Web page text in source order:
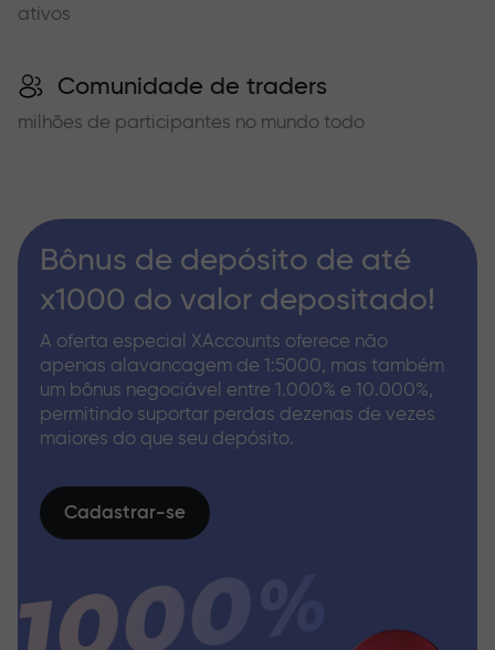
ativos
Comunidade de traders
milhões de participantes no mundo todo
Bônus de depósito de até
x1000 do valor depositado!
A oferta especial XAccounts oferece não
apenas alavancagem de 1:5000, mas também
um bônus negociável entre 1.000% e 10.000%,
permitindo suportar perdas dezenas de vezes
maiores do que seu depósito.
Cadastrar-se